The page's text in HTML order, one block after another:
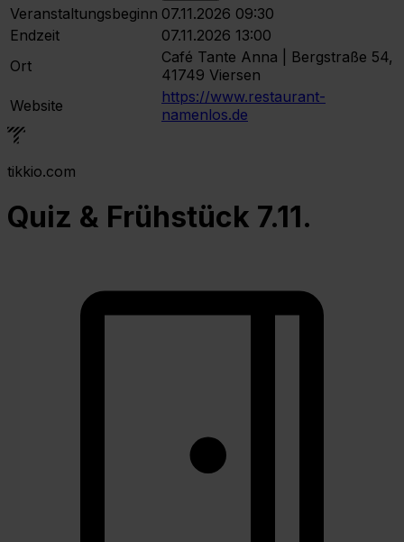
Veranstaltungsbeginn 07.11.2026 09:30
Endzeit
07.11.2026 13:00
Ort
Café Tante Anna | Bergstraße 54,
41749 Viersen
Website
https://www.restaurant-
namenlos.de
tikkio.com
Quiz & Frühstück 7.11.